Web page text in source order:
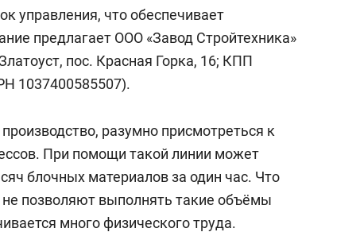
управления, что обеспечивает
предлагает ООО «Завод Стройтехника»
пос. Красная Горка, 16; КПП
1037400585507).
разумно присмотреться к
При помощи такой линии может
блочных материалов за один час. Что
позволяют выполнять такие объёмы
много физического труда.
состоянием как основа